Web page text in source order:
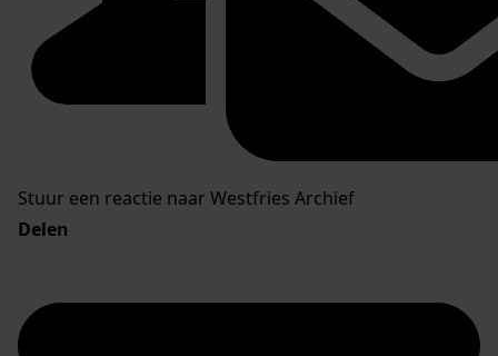
Stuur een reactie naar Westfries Archief
Delen